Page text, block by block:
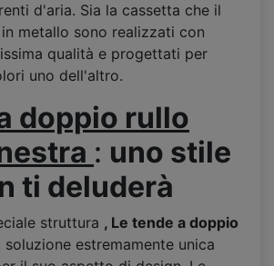
d'aria. Sia la cassetta che il
metallo sono realizzati con
qualità e progettati per
uno dell'altro.
doppio rullo
: uno stile
ti deluderà
struttura , Le tende a doppio
soluzione estremamente unica